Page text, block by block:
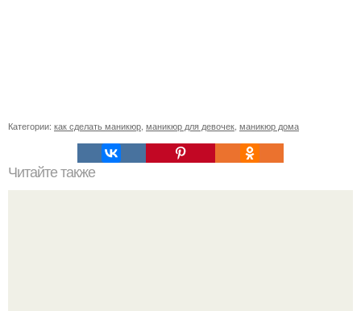
Категории: как сделать маникюр маникюр для девочек маникюр дома
Читайте также